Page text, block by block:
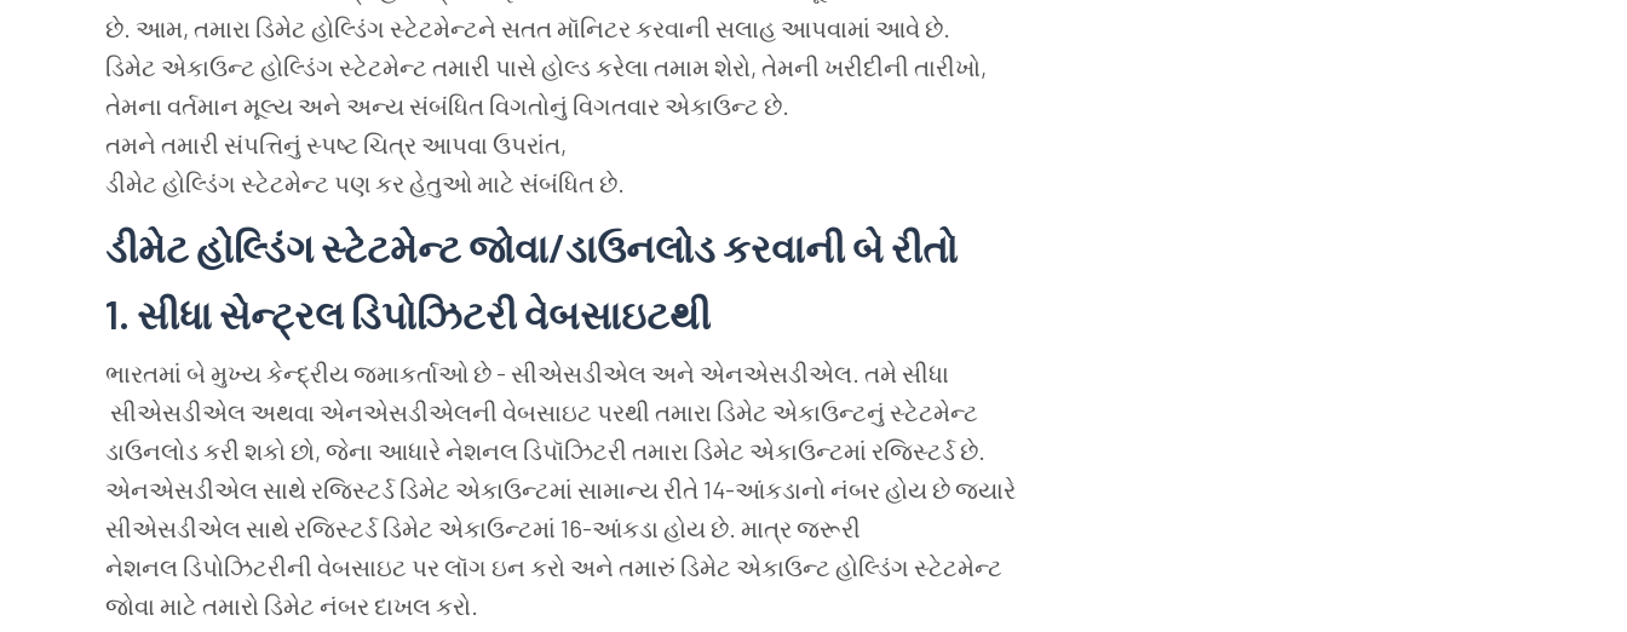
છે. આમ, તમારા ડિમેટ હોલ્ડિંગ સ્ટેટમેન્ટને સતત મૉનિટર કરવાની સલાહ આપવામાં આવે છે.
ડિમેટ એકાઉન્ટ હોલ્ડિંગ સ્ટેટમેન્ટ તમારી પાસે હોલ્ડ કરેલા તમામ શેરો, તેમની ખરીદીની તારીખો,
તેમના વર્તમાન મૂલ્ય અને અન્ય સંબંધિત વિગતોનું વિગતવાર એકાઉન્ટ છે.
તમને તમારી સંપત્તિનું સ્પષ્ટ ચિત્ર આપવા ઉપરાંત,
ડીમેટ હોલ્ડિંગ સ્ટેટમેન્ટ પણ કર હેતુઓ માટે સંબંધિત છે.
ડીમેટહોલ્ડિંગસ્ટેટમેન્ટજોવા/ડાઉનલોડકરવાનીબેરીતો
1. સીધાસેન્ટ્રલ ડિપોઝિટરીવેબસાઇટથી
ભારતમાં બે મુખ્ય કેન્દ્રીય જમાકર્તાઓ છે - સીએસડીએલ અને એનએસડીએલ. તમે સીધા
સીએસડીએલ અથવા એનએસડીએલની વેબસાઇટ પરથી તમારા ડિમેટ એકાઉન્ટનું સ્ટેટમેન્ટ
ડાઉનલોડ કરી શકો છો, જેના આધારે નેશનલ ડિપૉઝિટરી તમારા ડિમેટ એકાઉન્ટમાં રજિસ્ટર્ડ છે.
એનએસડીએલ સાથે રજિસ્ટર્ડ ડિમેટ એકાઉન્ટમાં સામાન્ય રીતે 14-આંકડાનો નંબર હોય છે જ્યારે
સીએસડીએલ સાથે રજિસ્ટર્ડ ડિમેટ એકાઉન્ટમાં 16-આંકડા હોય છે. માત્ર જરૂરી
નેશનલ ડિપોઝિટરીની વેબસાઇટ પર લૉગ ઇન કરો અને તમારું ડિમેટ એકાઉન્ટ હોલ્ડિંગ સ્ટેટમેન્ટ
જોવા માટે તમારો ડિમેટ નંબર દાખલ કરો.